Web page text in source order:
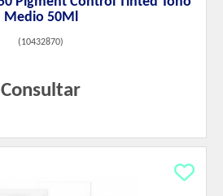
Medio 50Ml
(10432870)
Consultar